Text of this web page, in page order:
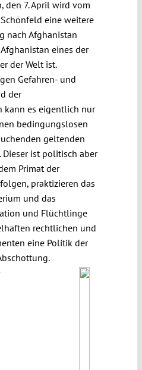
den 7. April wird vom
eine weitere
nach Afghanistan
eines der
der Welt ist.
Gefahren- und
der
kann es eigentlich nur
bedingungslosen
geltenden
ist politisch aber
Primat der
praktizieren das
und das
und Flüchtlinge
rechtlichen und
eine Politik der